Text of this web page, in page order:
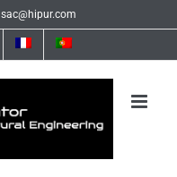
sac@hipur.com